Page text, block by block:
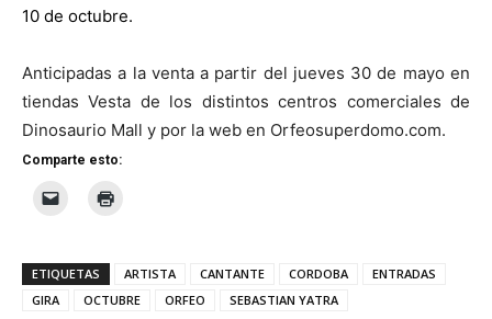
10 de octubre.
Anticipadas a la venta a partir del jueves 30 de mayo en
tiendas Vesta de los distintos centros comerciales de
Dinosaurio Mall y por la web en Orfeosuperdomo.com.
Comparte esto:
ETIQUETAS ARTISTA CANTANTE CORDOBA
ENTRADAS
GIRA
OCTUBRE ORFEO SEBASTIAN YATRA